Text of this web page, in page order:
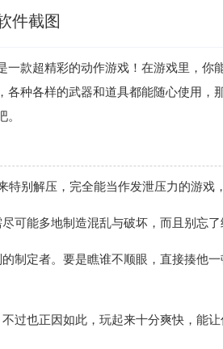
件截图
一款超精彩的动作游戏！在游戏里，
各种各样的武器和道具都能随心使用
。
特别解压，完全能当作发泄压力的游戏
可能多地制造混乱与破坏，而且别忘了
制定者。要是瞧谁不顺眼，直接揍他
过也正因如此，玩起来十分爽快，能让